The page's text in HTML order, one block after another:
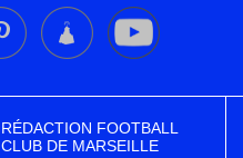
RÉDACTION FOOTBALL
CLUB DE MARSEILLE